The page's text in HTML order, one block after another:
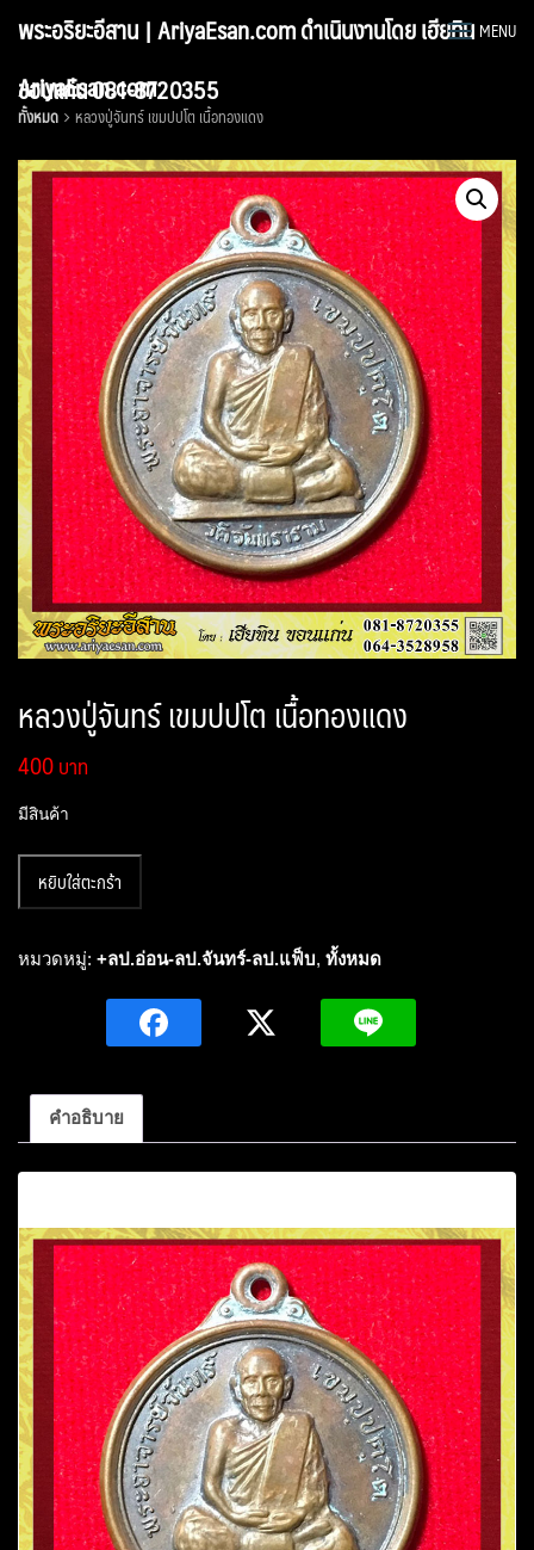
พระอริยะอีสาน | AriyaEsan.com ดำเนินงานโดย เฮียทิน
ขอนแก่น 081-8720355
MENU
AriyaEsan.com
ทั้งหมด หลวงปู่จันทร์ เขมปปโต เนื้อทองแดง
หลวงปู่จันทร์ เขมปปโต เนื้อทองแดง
400
มีสินค้า
หลวง
จันทร์
ชิ้น
หยิบใส่ตะกร้า
หมวดหมู่: +ลป.อ่อน-ลป.จันทร์-ลป.แฟ็บ, ทั้งหมด
คำอธิบาย